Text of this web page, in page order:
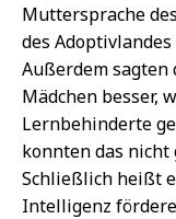
Muttersprache
des Adoptivlandes
Außerdem sagten
Mädchen besser,
Lernbehinderte
konnten das nicht
Schließlich heißt
Intelligenz